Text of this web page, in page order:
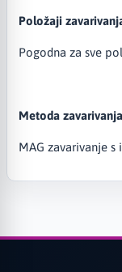
Položaji
Pogodna za sve
Metoda
MAG zavarivanje